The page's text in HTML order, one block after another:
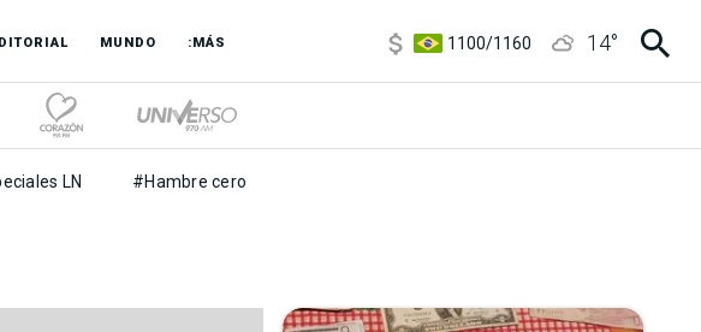
MUNDO :MÁS
1100/1160
14°
LN #Hambre cero